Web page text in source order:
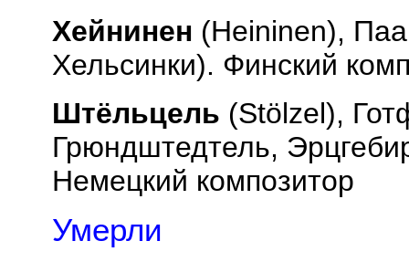
Хейнинен (Heininen),
Хельсинки). Финский
Штёльцель (Stölzel),
Грюндштедтель,
Немецкий композитор
Умерли